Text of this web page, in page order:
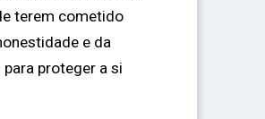
terem cometido
e da
proteger a si